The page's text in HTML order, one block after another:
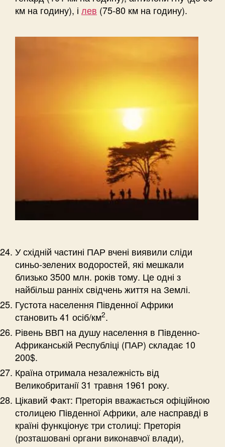
км на годину), і лев (75-80 км на годину).
У східній частині ПАР вчені виявили сліди
синьо-зелених водоростей, які мешкали
близько 3500 млн. років тому. Це одні з
найбільш ранніх свідчень життя на Землі.
Густота населення Південної Африки
становить 41 осіб/км2.
Рівень ВВП на душу населення в Південно-
Африканській Республіці (ПАР) складає 10
200$.
Країна отримала незалежність від
Великобританії 31 травня 1961 року.
Цікавий Факт: Преторія вважається офіційною
столицею Південної Африки, але насправді в
країні функціонує три столиці: Преторія
(розташовані органи виконавчої влади),